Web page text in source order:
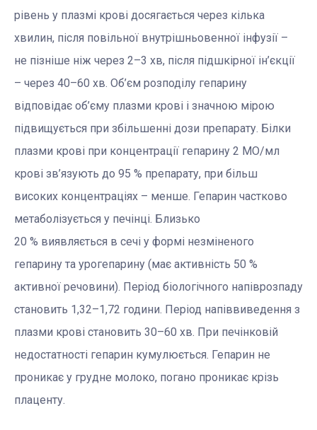
рівень у плазмі крові досягається через кілька
хвилин, після повільної внутрішньовенної інфузії –
не пізніше ніж через 2–3 хв, після підшкірної ін’єкції
– через 40–60 хв. Об’єм розподілу гепарину
відповідає об’єму плазми крові і значною мірою
підвищується при збільшенні дози препарату. Білки
плазми крові при концентрації гепарину 2 МО/мл
крові зв’язують до 95 % препарату, при більш
високих концентраціях – менше. Гепарин частково
метаболізується у печінці. Близько
20 % виявляється в сечі у формі незміненого
гепарину та урогепарину (має активність 50 %
активної речовини). Період біологічного напіврозпаду
становить 1,32–1,72 години. Період напіввиведення з
плазми крові становить 30–60 хв. При печінковій
недостатності гепарин кумулюється. Гепарин не
проникає у грудне молоко, погано проникає крізь
плаценту.